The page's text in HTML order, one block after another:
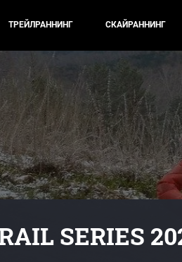
ТРЕЙЛРАННИНГ СКАЙРАННИНГ
SERIES